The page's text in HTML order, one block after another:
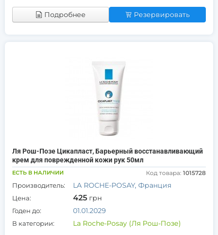
Подробнее Резервировать
Ля Рош-Позе Цикапласт, Барьерный восстанавливающий
крем для поврежденной кожи рук 50мл
ЕСТЬ В НАЛИЧИИ Код товара: 1015728
Производитель: LA ROCHE-POSAY, Франция
Цена: 425 грн
Годен до: 01.01.2029
В категории: La Roche-Posay (Ля Рош-Позе)